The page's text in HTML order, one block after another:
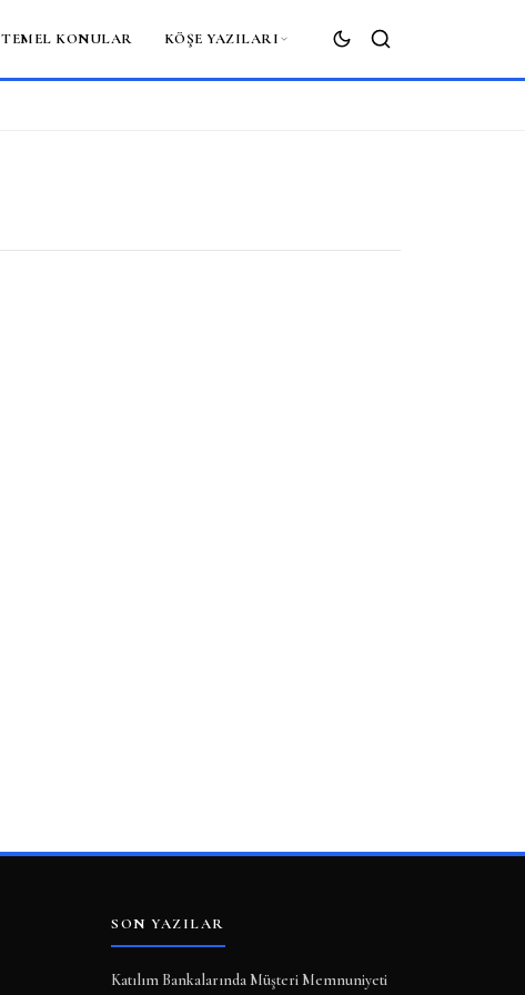
TEMEL KONULAR KÖŞE YAZILARI
ARA
SON YAZILAR
Katılım Bankalarında Müşteri Memnuniyeti